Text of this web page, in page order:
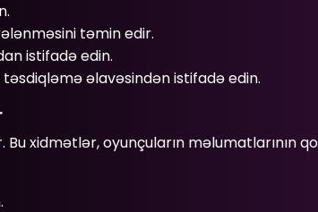
təmin edir.
istifadə edin.
təsdiqləmə əlavəsindən istifadə edin.
xidmətlər, oyunçuların məlumatlarının